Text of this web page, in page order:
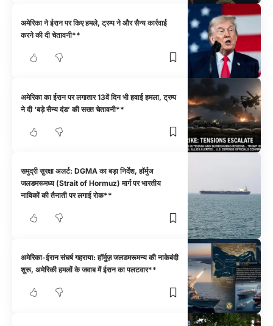
अमेरिका ने ईरान पर किए हमले, ट्रम्प ने और सैन्य कार्रवाई
करने की दी चेतावनी**
अमेरिका का ईरान पर लगातार 13वें दिन भी हवाई हमला, ट्रम्प
ने दी ‘बड़े सैन्य दंड’ की सख्त चेतावनी**
समुद्री सुरक्षा अलर्ट: DGMA का बड़ा निर्देश, हॉर्मुज
जलडमरूमध्य (Strait of Hormuz) मार्ग पर भारतीय
नाविकों की तैनाती पर लगाई रोक**
अमेरिका-ईरान संघर्ष गहराया: हॉर्मुज़ जलडमरूमन्य की नाकेबंदी
शुरू, अमेरिकी हमलों के जवाब में ईरान का पलटवार**